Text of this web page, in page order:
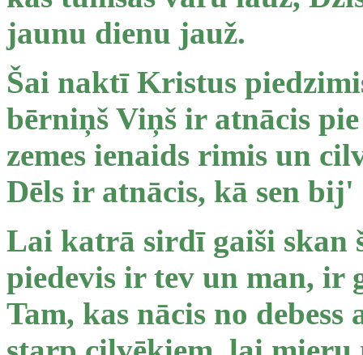
jaunu dienu jauž.
Šai naktī Kristus
bērniņš Viņš ir atnācis
zemes ienaids rimis un
Dēls ir atnācis, kā sen
Lai katrā sirdī gaiši skan
piedevis ir tev un man, ir
Tam, kas nācis no